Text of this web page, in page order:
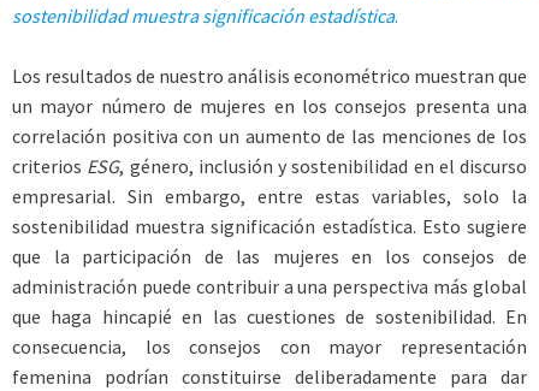
sostenibilidad muestra significación estadística.
Los resultados de nuestro análisis econométrico muestran que
un mayor número de mujeres en los consejos presenta una
correlación positiva con un aumento de las menciones de los
criterios ESG, género, inclusión y sostenibilidad en el discurso
empresarial. Sin embargo, entre estas variables, solo la
sostenibilidad muestra significación estadística. Esto sugiere
que la participación de las mujeres en los consejos de
administración puede contribuir a una perspectiva más global
que haga hincapié en las cuestiones de sostenibilidad. En
consecuencia, los consejos con mayor representación
femenina podrían constituirse deliberadamente para dar